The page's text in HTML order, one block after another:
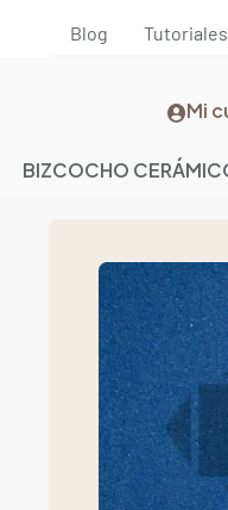
Blog Tutoriales
Mi
BIZCOCHO